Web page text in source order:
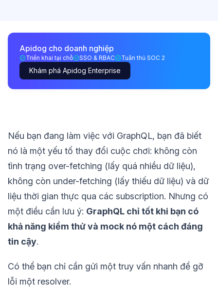
Apidog cho doanh nghiệp
Triển khai tại chỗ SSO & RBAC Tuân thủ SOC 2
Khám phá Apidog Enterprise
Nếu bạn đang làm việc với GraphQL, bạn đã biết
nó là một yếu tố thay đổi cuộc chơi: không còn
tình trạng over-fetching (lấy quá nhiều dữ liệu),
không còn under-fetching (lấy thiếu dữ liệu) và dữ
liệu thời gian thực qua các subscription. Nhưng có
một điều cần lưu ý: GraphQL chỉ tốt khi bạn có
khả năng kiểm thử và mock nó một cách đáng
tin cậy.
Có thể bạn chỉ cần gửi một truy vấn nhanh để gỡ
lỗi một resolver.